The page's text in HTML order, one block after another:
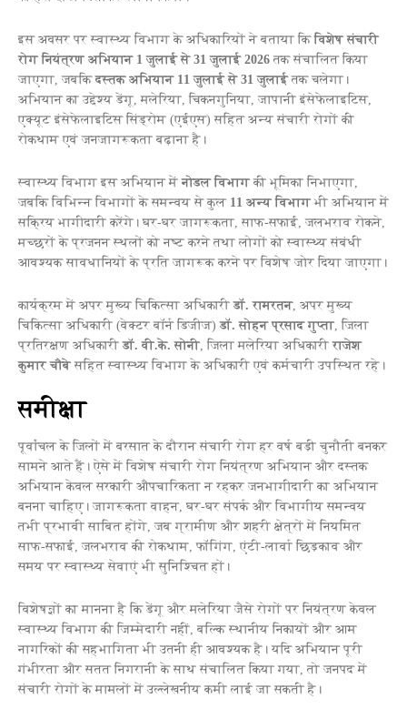
इस अवसर पर स्वास्थ्य विभाग के अधिकारियों ने बताया किविशेष संचारी
रोग नियंत्रण अभियान 1 जुलाई से 31 जुलाई 2026 तक संचालित किया
जाएगा, जबकिदस्तक अभियान 11 जुलाई से 31 जुलाईतक चलेगा।
अभियान का उद्देश्य डेंगू, मलेरिया, चिकनगुनिया, जापानी इंसेफेलाइटिस,
एक्यूट इंसेफेलाइटिस सिंड्रोम (एईएस) सहित अन्य संचारी रोगों की
रोकथाम एवं जनजागरूकता बढ़ाना है।
स्वास्थ्य विभाग इस अभियान मेंनोडल विभाग की भूमिका निभाएगा,
जबकि विभिन्न विभागों के समन्वय से कुल 11 अन्य विभाग भी अभियान में
सक्रिय भागीदारी करेंगे। घर-घर जागरूकता, साफ-सफाई, जलभराव रोकने,
मच्छरों के प्रजनन स्थलों को नष्ट करने तथा लोगों को स्वास्थ्य संबंधी
आवश्यक सावधानियों के प्रति जागरूक करने पर विशेष जोर दिया जाएगा।
कार्यक्रम में अपर मुख्य चिकित्सा अधिकारीडॉ. रामरतन, अपर मुख्य
चिकित्सा अधिकारी (वेक्टर बॉर्न डिजीज)डॉ. सोहन प्रसाद गुप्ता, जिला
प्रतिरक्षण अधिकारीडॉ. वी.के. सोनी, जिला मलेरिया अधिकारीराजेश
कुमार चौबे सहित स्वास्थ्य विभाग के अधिकारी एवं कर्मचारी उपस्थित रहे।
समीक्षा
पूर्वांचल के जिलों में बरसात के दौरान संचारी रोग हर वर्ष बड़ी चुनौती बनकर
सामने आते हैं। ऐसे में विशेष संचारी रोग नियंत्रण अभियान और दस्तक
अभियान केवल सरकारी औपचारिकता न रहकर जनभागीदारी का अभियान
बनना चाहिए। जागरूकता वाहन, घर-घर संपर्क और विभागीय समन्वय
तभी प्रभावी साबित होंगे, जब ग्रामीण और शहरी क्षेत्रों में नियमित
साफ-सफाई, जलभराव की रोकथाम, फॉगिंग, एंटी-लार्वा छिड़काव और
समय पर स्वास्थ्य सेवाएं भी सुनिश्चित हों।
विशेषज्ञों का मानना है कि डेंगू और मलेरिया जैसे रोगों पर नियंत्रण केवल
स्वास्थ्य विभाग की जिम्मेदारी नहीं, बल्कि स्थानीय निकायों और आम
नागरिकों की सहभागिता भी उतनी ही आवश्यक है। यदि अभियान पूरी
गंभीरता और सतत निगरानी के साथ संचालित किया गया, तो जनपद में
संचारी रोगों के मामलों में उल्लेखनीय कमी लाई जा सकती है।